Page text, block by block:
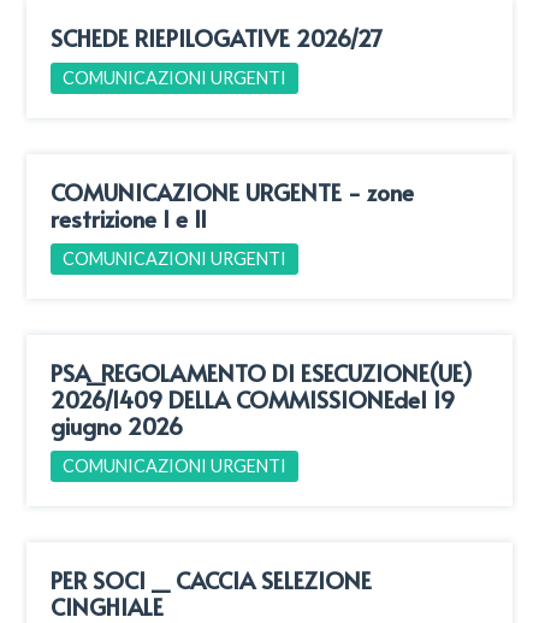
SCHEDE RIEPILOGATIVE 2026/27
COMUNICAZIONI URGENTI
COMUNICAZIONE URGENTE - zone
restrizione I e II
COMUNICAZIONI URGENTI
PSA_REGOLAMENTO DI ESECUZIONE(UE)
2026/1409 DELLA COMMISSIONEdel 19
giugno 2026
COMUNICAZIONI URGENTI
PER SOCI _ CACCIA SELEZIONE
CINGHIALE